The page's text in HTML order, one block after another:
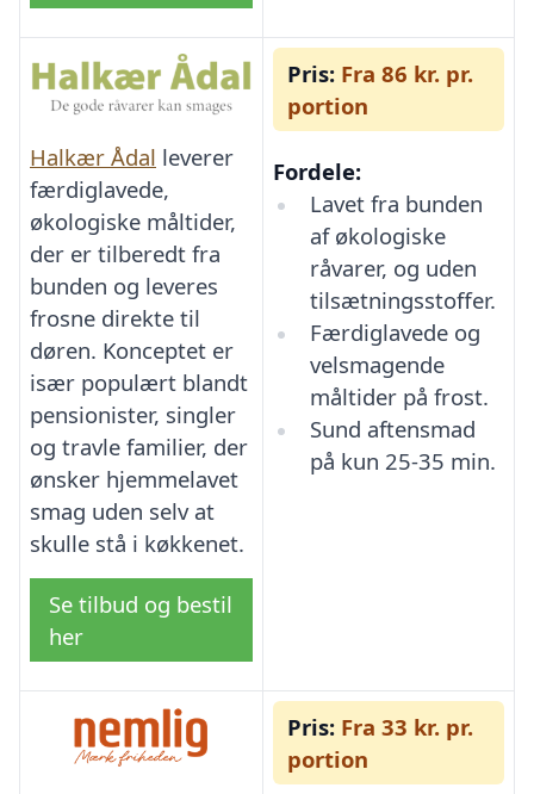
Halkær Ådal leverer
færdiglavede,
økologiske måltider,
der er tilberedt fra
bunden og leveres
frosne direkte til
døren. Konceptet er
især populært blandt
pensionister, singler
og travle familier, der
ønsker hjemmelavet
smag uden selv at
skulle stå i køkkenet.
Se tilbud og bestil
her
Pris: Fra 86 kr. pr.
portion
Fordele:
Lavet fra bunden
af økologiske
råvarer, og uden
tilsætningsstoffer.
Færdiglavede og
velsmagende
måltider på frost.
Sund aftensmad
på kun 25-35 min.
Pris: Fra 33 kr. pr.
portion